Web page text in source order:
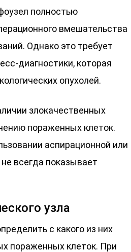
полностью
вмешательства
Однако это требует
диагностики, которая
опухолей.
злокачественных
пораженных клеток.
аспирационной или
всегда показывает
узла
с какого из них
пораженных клеток. При